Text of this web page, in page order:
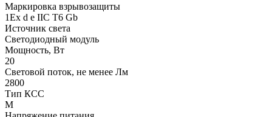
Маркировка взрывозащиты
1Ех d е IIC T6 Gb
Источник света
Светодиодный модуль
Мощность, Вт
20
Световой поток, не менее Лм
2800
Тип КСС
М